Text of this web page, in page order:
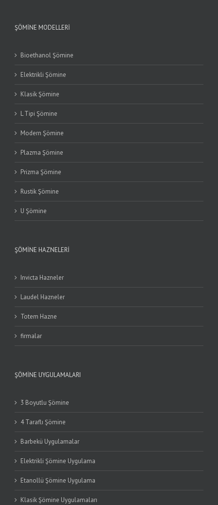
ŞÖMINE MODELLERI
Bioethanol Şömine
Elektrikli Şömine
Klasik Şömine
L Tipi Şömine
Modern Şömine
Plazma Şömine
Prizma Şömine
Rustik Şömine
U Şömine
ŞÖMINE HAZNELERI
Invicta Hazneler
Laudel Hazneler
Totem Hazne
firmalar
ŞÖMINE UYGULAMALARI
3 Boyutlu Şömine
4 Taraflı Şömine
Barbekü Uygulamalar
Elektrikli Şömine Uygulama
Etanollü Şömine Uygulama
Klasik Şömine Uygulamaları